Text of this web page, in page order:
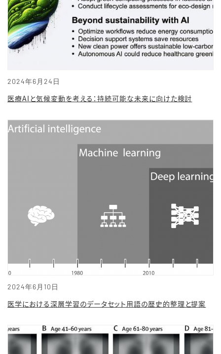
2024年6月24日
医療AIと気候変動を考える：持続可能な未来に向けた検討
2024年6月10日
医学における深層学習のデータセット用語の歴史的整理と提案